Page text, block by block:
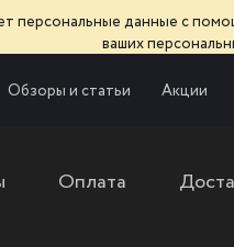
персональные данные с
ваших
Обзоры и статьи Акции
Оплата